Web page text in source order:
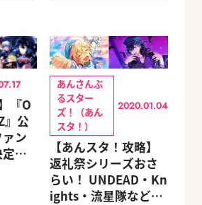
『O
』公
ン
！
あんさんぶ
るスター
ズ！（あん
スタ！）
2020.01.04
【あんスタ！攻略】
返礼祭シリーズおさ
らい！ UNDEAD・Kn
ights・流星隊など、